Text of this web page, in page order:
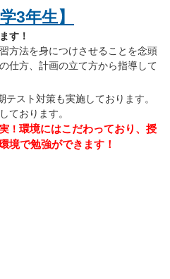
3年生】
す！
方法を身につけさせることを念頭
仕方、計画の立て方から指導して
スト対策も実施しております。
ております。
！ 環境にはこだわっており、授
境で勉強ができます！